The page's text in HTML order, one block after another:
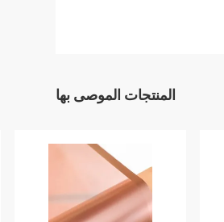
المنتجات الموصى بها